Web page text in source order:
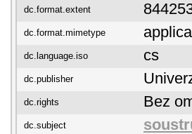
dc.format.extent
dc.format.mimetype
dc.language.iso cs
dc.publisher
dc.rights Bez
dc.subject